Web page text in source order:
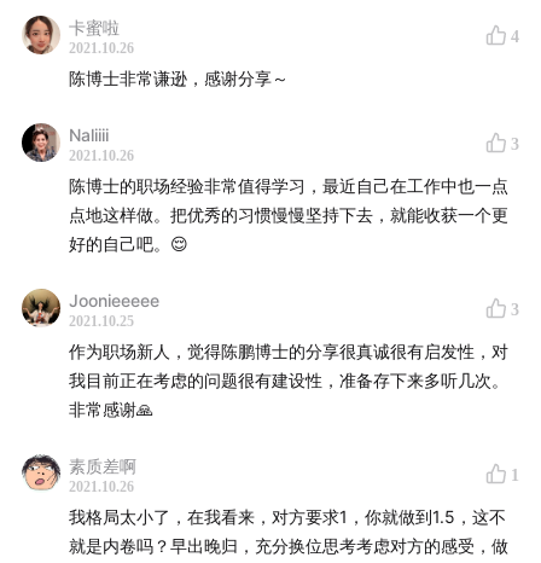
德明信基金管理公司（Dimensional Fund Advisors）联
合创始人，师从诺贝尔经济学奖得主尤金·法玛（Eugene
Fama）
-理查德·塞勒
2017年诺贝尔经济学奖得主，行为经济学代表学者，著有
《助推》、《赢家的诅咒》、《「错误」的行为》
-丹尼尔·卡尼曼
2002年诺贝尔经济学奖得主，行为经济学代表学者，提出
了「前景理论」，著有《思考，快与慢》
1990 年诺贝尔经济学奖得主，创立了现代投资组合理论
（MPT）
模型不是事实 所以你一定要预留一些空间 也就是安全边际
分客户也足够的支撑.
一个很长的山坡 滚雪球 中国的财富管理和资产管理确实是一
个很长的山坡 找一个细分的领域去做 慢慢把雪球滚起来.
最值得我做的只有3-5件事情 其它的我不花时间或者让别人
去做.
人生和投资连结 看长期 但也不是坚持长期就结束了 还是有
很多具体的问题要去面对 仔具体的问题里 你的原则是什么
卡蜜啦
2021.10.26
4
陈博士非常谦逊，感谢分享～
Naliiii
2021.10.26
3
陈博士的职场经验非常值得学习，最近自己在工作中也一点
点地这样做。把优秀的习惯慢慢坚持下去，就能收获一个更
好的自己吧。😌
Joonieeeee
2021.10.25
3
作为职场新人，觉得陈鹏博士的分享很真诚很有启发性，对
我目前正在考虑的问题很有建设性，准备存下来多听几次。
非常感谢🙏
素质差啊
2021.10.26
1
我格局太小了，在我看来，对方要求1，你就做到1.5，这不
就是内卷吗？早出晚归，充分换位思考考虑对方的感受，做